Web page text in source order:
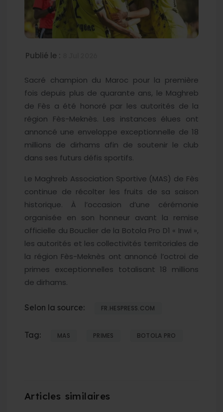
Publié le :
Sacré champion du Maroc pour la première
fois depuis plus de quarante ans, le Maghreb
de Fès a été honoré par les autorités de la
région Fès-Meknès. Les instances élues ont
annoncé une enveloppe exceptionnelle de 18
millions de dirhams afin de soutenir le club
dans ses futurs défis sportifs.
Le Maghreb Association Sportive (MAS) de Fès
continue de récolter les fruits de sa saison
historique. À l’occasion d’une cérémonie
organisée en son honneur avant la remise
officielle du Bouclier de la Botola Pro D1 « Inwi »,
les autorités et les collectivités territoriales de
la région Fès-Meknès ont annoncé l’octroi de
primes exceptionnelles totalisant 18 millions
de dirhams.
Selon la source: FR.HESPRESS.COM
Tag: MAS PRIMES BOTOLA PRO